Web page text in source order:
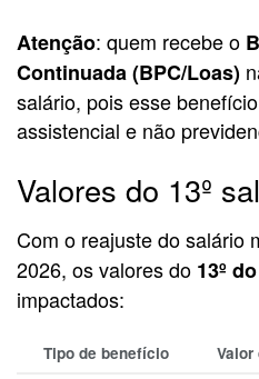
Atenção: quem recebe o
Continuada (BPC/Loas)
salário, pois esse
assistencial e não
Valores do 13º
Com o reajuste do salário
2026, os valores do 13º
impactados:
Tipo de benefício Valor